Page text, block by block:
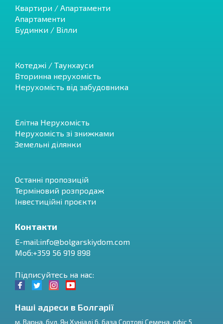
Квартири / Апартаменти
Апартаменти
Будинки / Вілли
Котеджі / Таунхауси
Вторинна нерухомість
Нерухомість від забудовника
Елітна Нерухомість
Нерухомість зі знижками
Земельні ділянки
Останні пропозицій
Терміновий розпродаж
Інвестиційні проєкти
Контакти
E-mail:info@bolgarskiydom.com
Моб:+359 56 919 898
Підписуйтесь на нас:
Наші адреси в Болгарії
м. Варна, бул. Ян Хуніаді 6, база Сортові Семена, офіс 5